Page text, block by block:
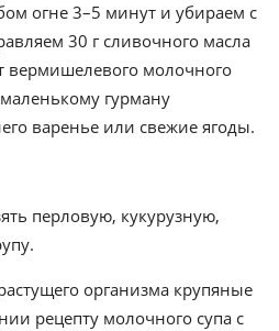
огне 3–5 минут и убираем с
30 г сливочного масла
вермишелевого молочного
гурману
варенье или свежие ягоды.
перловую, кукурузную,
организма крупяные
рецепту молочного супа с